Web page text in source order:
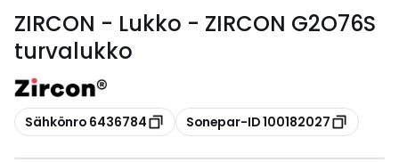
ZIRCON - Lukko - ZIRCON G2O76S
turvalukko
Kopioi
Sähkönro 6436784 Kopioi
Sonepar-ID 100182027